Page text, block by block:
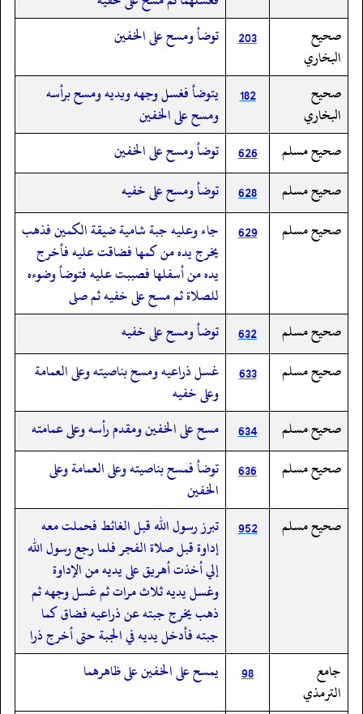
صحيح
البخاري
203 توضأ ومسح على الخفين
صحيح
البخاري
182
يتوضأ فغسل وجهه ويديه ومسح برأسه
ومسح على الخفين
صحيح مسلم
626
توضأ ومسح على الخفين
صحيح مسلم
628
توضأ ومسح على خفيه
صحيح مسلم
629
جاء وعليه جبة شامية ضيقة الكمين فذهب
يخرج يده من كمها فضاقت عليه فأخرج
يده من أسفلها فصببت عليه فتوضأ وضوءه
للصلاة ثم مسح على خفيه ثم صلى
صحيح مسلم
632
توضأ ومسح على خفيه
صحيح مسلم
633
غسل ذراعيه ومسح بناصيته وعلى العمامة
وعلى خفيه
صحيح مسلم
634
مسح على الخفين ومقدم رأسه وعلى عمامته
صحيح مسلم
636
توضأ فمسح بناصيته وعلى العمامة وعلى
الخفين
صحيح مسلم
952
تبرز رسول الله قبل الغائط فحملت معه
إداوة قبل صلاة الفجر فلما رجع رسول الله
إلي أخذت أهريق على يديه من الإداوة
وغسل يديه ثلاث مرات ثم غسل وجهه ثم
ذهب يخرج جبته عن ذراعيه فضاق كما
جبته فأدخل يديه في الجبة حتى أخرج ذرا
جامع
الترمذي
98 يمسح على الخفين على ظاهرهما